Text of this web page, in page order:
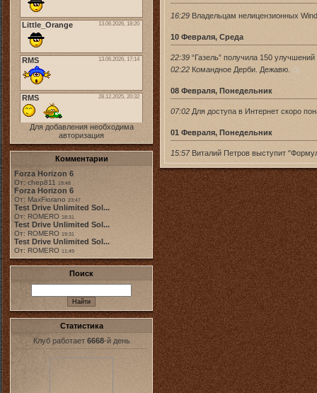
Для добавления необходима
авторизация
Комментарии
Forza Horizon 6
От: chep811 19:48
Forza Horizon 6
От: MaxFiorano 23:47
Test Drive Unlimited Sol...
От: ROMERO 18:31
Test Drive Unlimited Sol...
От: ROMERO 19:31
Test Drive Unlimited Sol...
От: ROMERO 11:49
Поиск
Статистика
Клуб работает 6668-й день
16:29 Владельцам нелицензионных
10 Февраля, Среда
22:39 “Газель” получила 150
02:22 Командное Дерби. Дежавю. (3)
08 Февраля, Понедельник
07:02 Для доступа в Интернет скоро
01 Февраля, Понедельник
15:57 Виталий Петров выступит